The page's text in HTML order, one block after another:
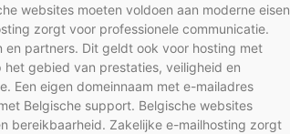
websites moeten voldoen aan moderne eisen
zorgt voor professionele communicatie.
partners. Dit geldt ook voor hosting met
gebied van prestaties, veiligheid en
Een eigen domeinnaam met e-mailadres
Belgische support. Belgische websites
bereikbaarheid. Zakelijke e-mailhosting zorgt